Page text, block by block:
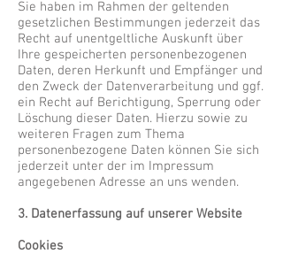
Sie haben im Rahmen der geltenden
gesetzlichen Bestimmungen jederzeit das
Recht auf unentgeltliche Auskunft über
Ihre gespeicherten personenbezogenen
Daten, deren Herkunft und Empfänger und
den Zweck der Datenverarbeitung und ggf.
ein Recht auf Berichtigung, Sperrung oder
Löschung dieser Daten. Hierzu sowie zu
weiteren Fragen zum Thema
personenbezogene Daten können Sie sich
jederzeit unter der im Impressum
angegebenen Adresse an uns wenden.
3. Datenerfassung auf unserer Website
Cookies